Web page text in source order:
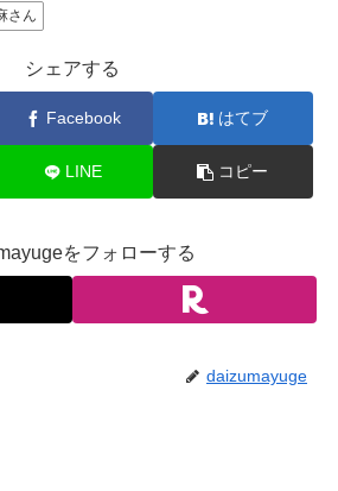
さん
シェアする
Facebook はてブ
LINE コピー
をフォローする
daizumayuge